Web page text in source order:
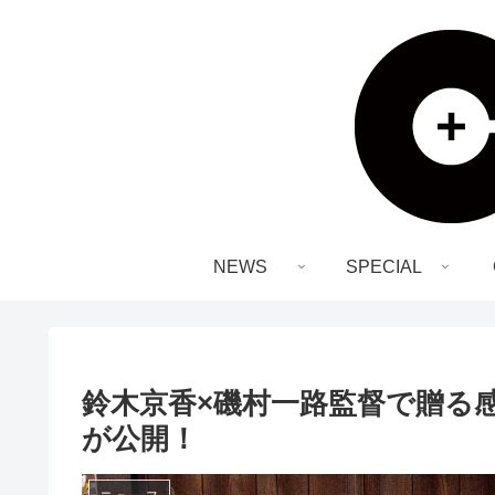
NEWS SPECIAL
鈴木京香×磯村一路監督で贈る
が公開！